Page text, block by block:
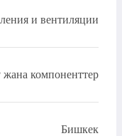
и вентиляции
жана компоненттер
Бишкек